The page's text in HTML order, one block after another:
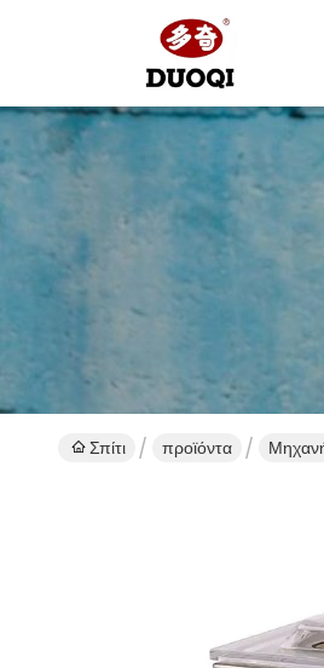
Σπίτι προϊόντα